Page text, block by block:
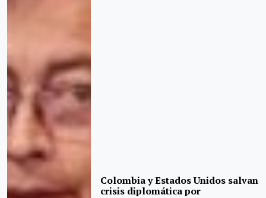
Colombia y Estados Unidos salvan
crisis diplomática por